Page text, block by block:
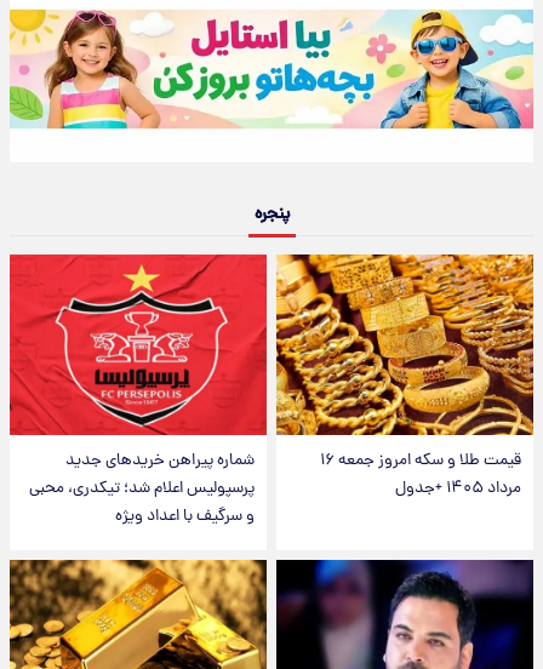
پنجره
قیمت طلا و سکه امروز جمعه ۱۶
مرداد ۱۴۰۵ +جدول
شماره پیراهن خریدهای جدید
پرسپولیس اعلام شد؛ تیکدری، محبی
و سرگیف با اعداد ویژه